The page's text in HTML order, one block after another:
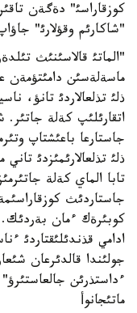
كوزقاراسئ" دةگةن
"شاكارئم وقؤلارئ"
"الماتئ قالاسئنئث
ماسةلةسئن دامئتؤمةن
ذلئ تذلعالاردئ تانؤ،
اتقارئلئپ كةلة جاتئر.
جاستارعا باعئشتاپ
ذلئ تذلعالارئمئزدئ
تابا الماي كةلة
جاستاردئث
كوبئرةك ءمان
ادامي قذندئلئقتاردئ
جولئندا قالدئرعان
ءداستذرئن
ماتئجانوأ